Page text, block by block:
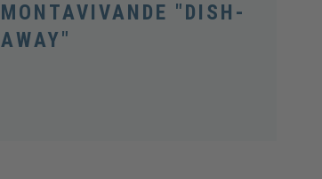
MONTAVIVANDE "DISH-
AWAY"